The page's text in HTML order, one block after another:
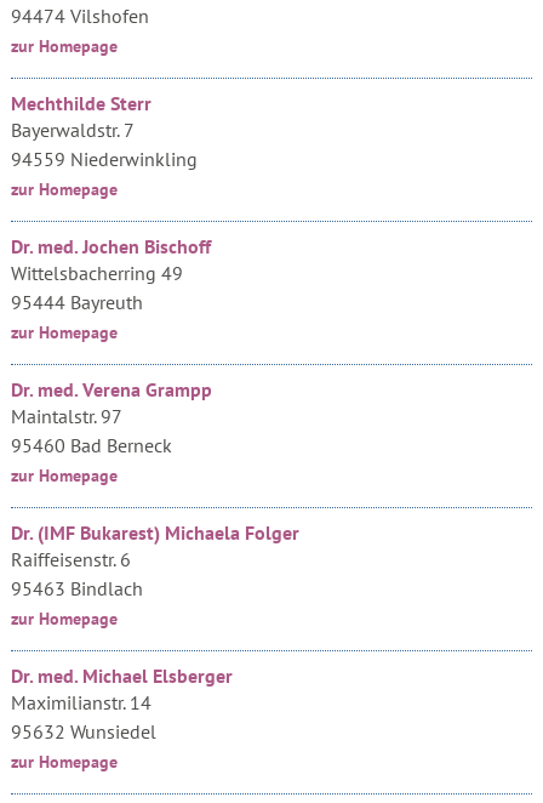
94474 Vilshofen
zur Homepage
Mechthilde Sterr
Bayerwaldstr. 7
94559 Niederwinkling
zur Homepage
Dr. med. Jochen Bischoff
Wittelsbacherring 49
95444 Bayreuth
zur Homepage
Dr. med. Verena Grampp
Maintalstr. 97
95460 Bad Berneck
zur Homepage
Dr. (IMF Bukarest) Michaela Folger
Raiffeisenstr. 6
95463 Bindlach
zur Homepage
Dr. med. Michael Elsberger
Maximilianstr. 14
95632 Wunsiedel
zur Homepage